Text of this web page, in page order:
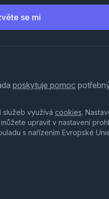
se mi
poskytuje pomoc
služeb využívá cookies.
upravit v nastavení
s nařízením Evropské